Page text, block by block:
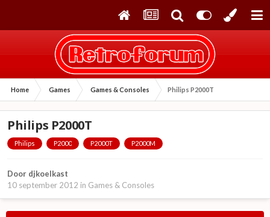
Home Games Games & Consoles Philips P2000T
Philips P2000T
Philips P2000 P2000T P2000M
Door djkoelkast
10 september 2012 in Games & Consoles